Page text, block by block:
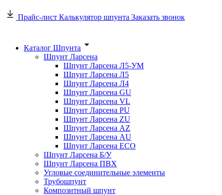
Прайс-лист Калькулятор шпунта Заказать звонок
Каталог Шпунта
Шпунт Ларсена
Шпунт Ларсена Л5-УМ
Шпунт Ларсена Л5
Шпунт Ларсена Л4
Шпунт Ларсена GU
Шпунт Ларсена VL
Шпунт Ларсена PU
Шпунт Ларсена ZU
Шпунт Ларсена AZ
Шпунт Ларсена AU
Шпунт Ларсена ECO
Шпунт Ларсена Б/У
Шпунт Ларсена ПВХ
Угловые соединительные элементы
Трубошпунт
Композитный шпунт